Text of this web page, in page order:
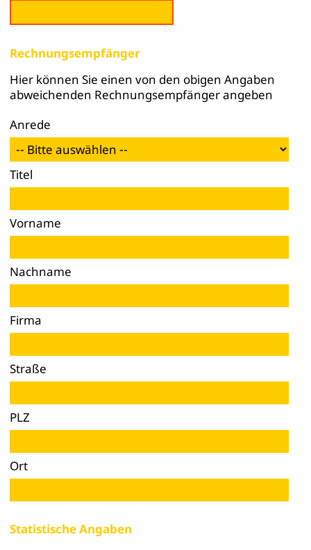
Rechnungsempfänger
Hier können Sie einen von den obigen Angaben
abweichenden Rechnungsempfänger angeben
Anrede
Titel
Vorname
Nachname
Firma
Straße
PLZ
Ort
Statistische Angaben